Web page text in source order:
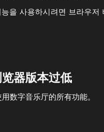
을 사용하시려면 브라우저
器版本过低
数字音乐厅的所有功能。